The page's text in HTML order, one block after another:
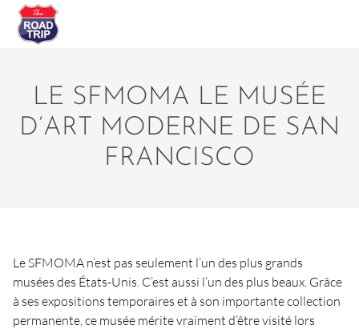
LE SFMOMA LE MUSÉE
D’ART MODERNE DE SAN
FRANCISCO
Le SFMOMA n’est pas seulement l’un des plus grands
musées des États-Unis. C’est aussi l’un des plus beaux. Grâce
à ses expositions temporaires et à son importante collection
permanente, ce musée mérite vraiment d’être visité lors